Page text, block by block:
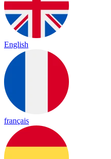
English
français